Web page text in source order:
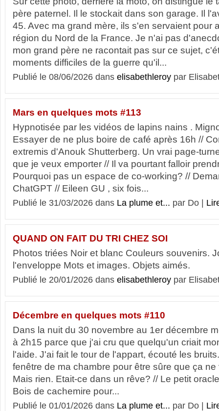
père paternel. Il le stockait dans son garage. Il
45. Avec ma grand mère, ils s'en servaient pour
région du Nord de la France. Je n'ai pas
mon grand père ne racontait pas sur ce sujet,
moments difficiles de la guerre qu'il...
Publié le 08/06/2026 dans elisabethleroy par
Mars en quelques mots #113
Hypnotisée par les vidéos de lapins nains .
Essayer de ne plus boire de café après 16h //
extremis d'Anouk Shutterberg. Un vrai page-
que je veux emporter // Il va pourtant falloir
Pourquoi pas un espace de co-working? //
ChatGPT // Eileen GU , six fois...
Publié le 31/03/2026 dans La plume et... par Do |
QUAND ON FAIT DU TRI CHEZ SOI
Photos triées Noir et blanc Couleurs souvenirs.
l'enveloppe Mots et images. Objets aimés.
Publié le 20/01/2026 dans elisabethleroy par
Décembre en quelques mots #110
Dans la nuit du 30 novembre au 1er décembre
à 2h15 parce que j'ai cru que quelqu'un criait
l'aide. J'ai fait le tour de l'appart, écouté les
fenêtre de ma chambre pour être sûre que ça
Mais rien. Etait-ce dans un rêve? // Le petit
Bois de cachemire pour...
Publié le 01/01/2026 dans La plume et... par Do |